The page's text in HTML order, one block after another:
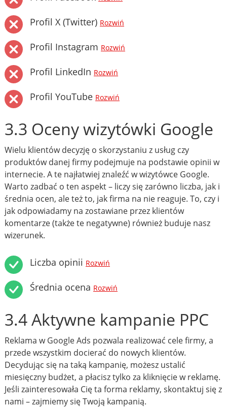
Profil X (Twitter) Rozwiń
Profil Instagram Rozwiń
Profil LinkedIn Rozwiń
Profil YouTube Rozwiń
3.3 Oceny wizytówki Google
Wielu klientów decyzję o skorzystaniu z usług czy
produktów danej firmy podejmuje na podstawie opinii w
internecie. A te najłatwiej znaleźć w wizytówce Google.
Warto zadbać o ten aspekt – liczy się zarówno liczba, jak i
średnia ocen, ale też to, jak firma na nie reaguje. To, czy i
jak odpowiadamy na zostawiane przez klientów
komentarze (także te negatywne) również buduje nasz
wizerunek.
Liczba opinii Rozwiń
Średnia ocena Rozwiń
3.4 Aktywne kampanie PPC
Reklama w Google Ads pozwala realizować cele firmy, a
przede wszystkim docierać do nowych klientów.
Decydując się na taką kampanię, możesz ustalić
miesięczny budżet, a płacisz tylko za kliknięcie w reklamę.
Jeśli zainteresowała Cię ta forma reklamy, skontaktuj się z
nami – zajmiemy się Twoją kampanią.